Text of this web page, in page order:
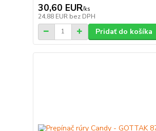
30,60 EUR/ks
24,88 EUR bez DPH
Pridať do košíka